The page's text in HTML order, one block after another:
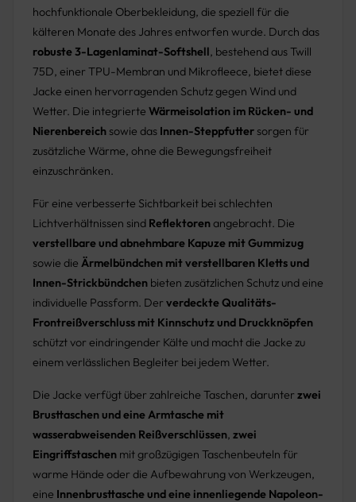
hochfunktionale Oberbekleidung, die speziell für die
kälteren Monate des Jahres entworfen wurde. Durch das
robuste 3-Lagenlaminat-Softshell, bestehend aus Twill
75D, einer TPU-Membran und Mikrofleece, bietet diese
Jacke einen hervorragenden Schutz gegen Wind und
Wetter. Die integrierte Wärmeisolation im Rücken- und
Nierenbereich sowie das Innen-Steppfutter sorgen für
zusätzliche Wärme, ohne die Bewegungsfreiheit
einzuschränken.
Für eine verbesserte Sichtbarkeit bei schlechten
Lichtverhältnissen sind Reflektorenangebracht. Die
verstellbare und abnehmbare Kapuze mit Gummizug
sowie die Ärmelbündchen mit verstellbaren Kletts und
Innen-Strickbündchen bieten zusätzlichen Schutz und eine
individuelle Passform. Der verdeckte Qualitäts-
Frontreißverschluss mit Kinnschutz und Druckknöpfen
schützt vor eindringender Kälte und macht die Jacke zu
einem verlässlichen Begleiter bei jedem Wetter.
Die Jacke verfügt über zahlreiche Taschen, darunter zwei
Brusttaschen und eine Armtasche mit
wasserabweisenden Reißverschlüssen, zwei
Eingriffstaschen mit großzügigen Taschenbeuteln für
warme Hände oder die Aufbewahrung von Werkzeugen,
eine Innenbrusttasche und eine innenliegende Napoleon-